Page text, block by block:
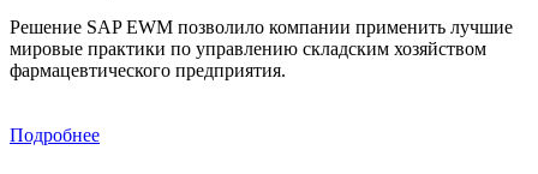
Решение SAP EWM позволило компании применить лучшие
мировые практики по управлению складским хозяйством
фармацевтического предприятия.
Подробнее